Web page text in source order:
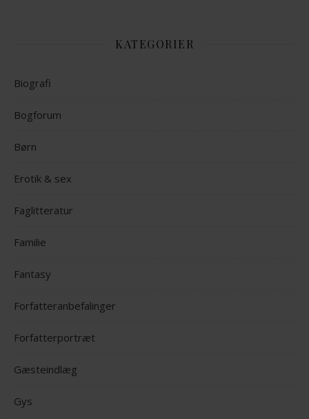
KATEGORIER
Biografi
Bogforum
Børn
Erotik & sex
Faglitteratur
Familie
Fantasy
Forfatteranbefalinger
Forfatterportræt
Gæsteindlæg
Gys